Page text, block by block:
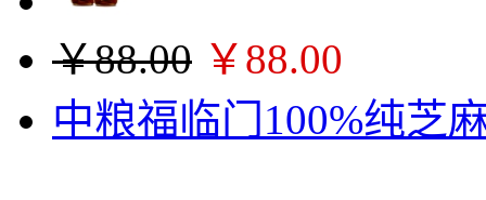
￥88.00 ￥88.00
中粮福临门100%纯芝